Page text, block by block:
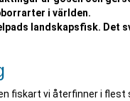
i världen.
landskapsfisk. Det
fiskart vi återfinner i